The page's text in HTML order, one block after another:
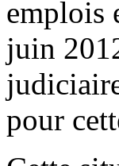
emplois
juin
pour